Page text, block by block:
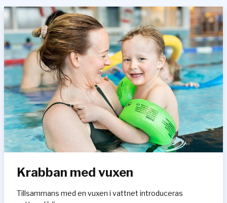
n
Krabban med vuxen
Tillsammans med en vuxen i vattnet introduceras